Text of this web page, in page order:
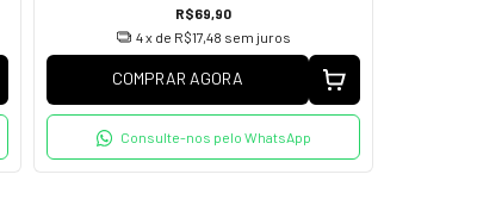
R$69,90
4x de R$17,48 sem juros
COMPRAR AGORA
Consulte-nos pelo WhatsApp